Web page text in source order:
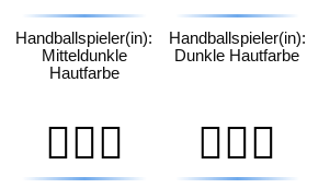
Handballspieler(in):
Mitteldunkle
Hautfarbe
Handballspieler(in):
Dunkle Hautfarbe
🤾🏻‍♂️ 🤾🏼‍♂️